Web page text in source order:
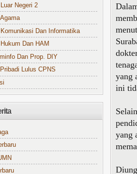
yang
ini
yang
Negeri 2
Dan Informatika
Dan HAM
Dan Prop. DIY
Lulus CPNS